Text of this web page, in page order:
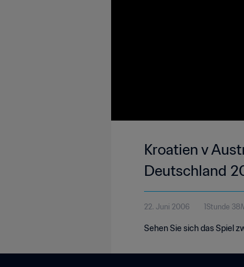
Kroatien v
Deutschland
22. Juni 2006 1Stunde
Sehen Sie sich das Spiel